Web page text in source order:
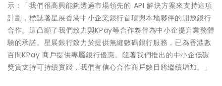
示：「我們很高興能夠透過市場領先的 API 解決方案來支持這項
計劃，標誌著星展香港中小企業銀行首項與本地夥伴的開放銀行
合作。這凸顯了我們致力與KPay等合作夥伴為中小企提升業務體
驗的承諾。星展銀行致力於提供無縫數碼銀行服務，已為香港數
百間KPay 商戶提供專屬銀行優惠。隨著我們推出的中小企低碳
獎賞支持可持續實踐，我們有信心合作商戶數目將繼續增加。」